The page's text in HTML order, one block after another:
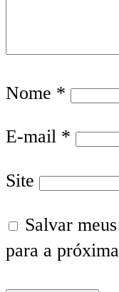
Nome *
E-mail *
Site
Salvar
para a